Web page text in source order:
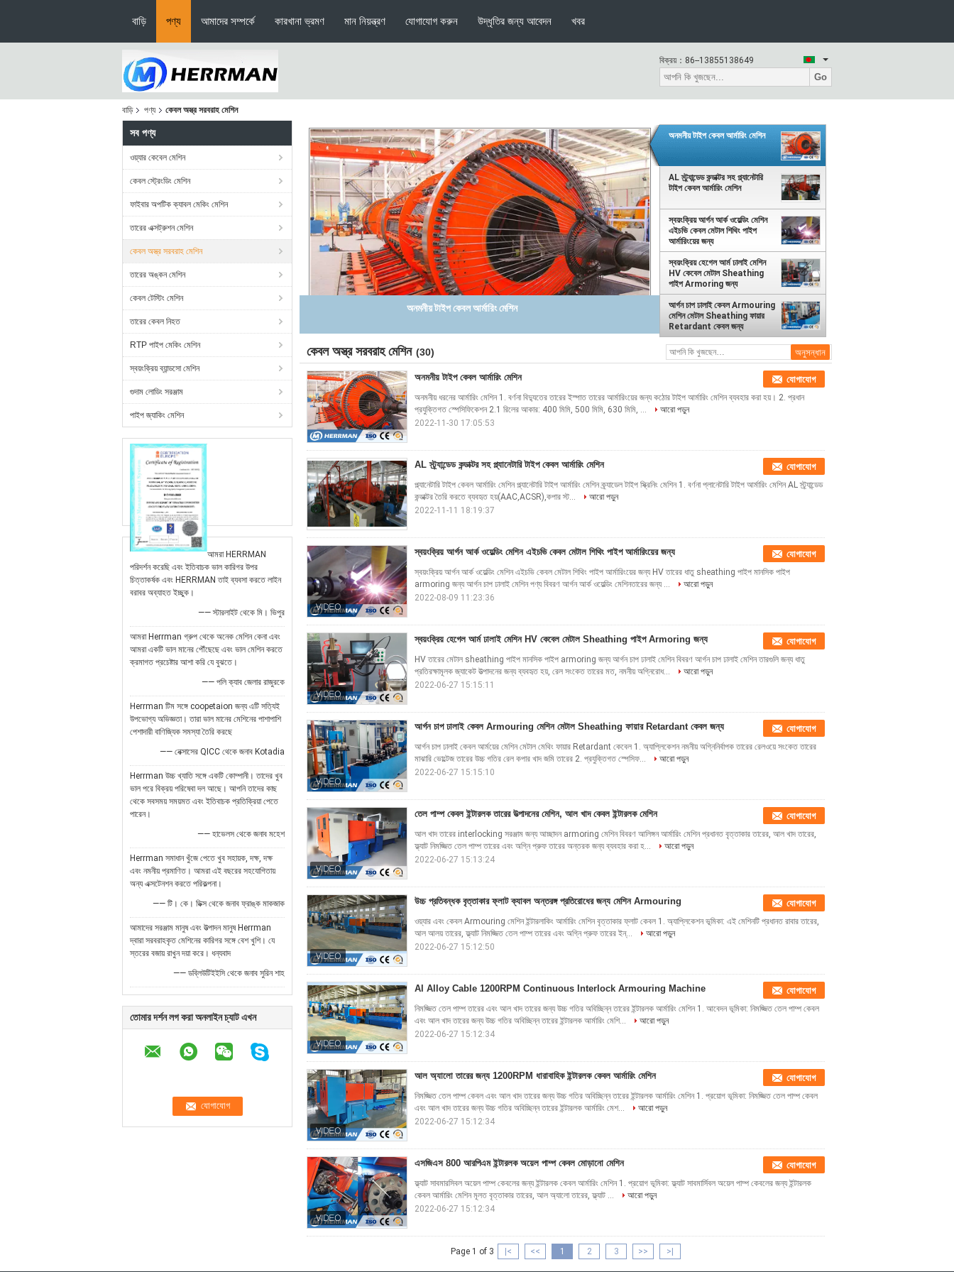
বাড়ি পণ্য আমাদের সম্পর্কে কারখানা ভ্রমণ মান নিয়ন্ত্রণ যোগাযোগ করুন উদ্ধৃতির জন্য আবেদন খবর
বিক্রয়： 86--13855138649
Go
বাড়ি পণ্য কেবল অস্ত্র সরবরাহ মেশিন
সব পণ্য
ওয়্যার কেবেল মেশিন
কেবল স্ট্রেংডিং মেশিন
ফাইবার অপটিক ক্যাবল মেকিং মেশিন
তারের এক্সট্রুশন মেশিন
কেবল অস্ত্র সরবরাহ মেশিন
তারের অঙ্কন মেশিন
কেবল টেস্টিং মেশিন
তারের কেবল নিহত
RTP পাইপ মেকিং মেশিন
স্বয়ংক্রিয় ব্যান্ডসো মেশিন
গুদাম লোডিং সরঞ্জাম
পাইপ জ্যাকিং মেশিন
আমরা HERRMAN
পরিদর্শন করেছি এবং ইতিবাচক ভাল কারিগর উপর
চিত্তাকর্ষক এবং HERRMAN তাই ব্যবসা করতে লাইন
বরাবর অব্যাহত ইচ্ছুক।
—— স্টারলাইট থেকে মি। ভিপুর
আমরা Herrman গ্রুপ থেকে অনেক মেশিন কেনা এবং
আমরা একটি ভাল মানের পৌঁছেছে এবং ভাল মেশিন করতে
ক্রমাগত প্রচেষ্টার আশা করি যে বুঝতে।
—— পলি ক্যাব জেলার রাজুরকে
Herrman টিম সঙ্গে coopetaion জন্য এটি সত্যিই
উপভোগ্য অভিজ্ঞতা। তারা ভাল মানের মেশিনের পাশাপাশি
পেশাদারী বাণিজ্যিক সমস্যা তৈরি করছে
—— নেক্সাসের QICC থেকে জনাব Kotadia
Herrman উচ্চ খ্যাতি সঙ্গে একটি কোম্পানী। তাদের খুব
ভাল পরে বিক্রয় পরিষেবা দল আছে। আপনি তাদের কাছ
থেকে সবসময় সময়মত এবং ইতিবাচক প্রতিক্রিয়া পেতে
পারেন।
—— হাভেলস থেকে জনাব মহেশ
Herrman সমাধান খুঁজে পেতে খুব সহায়ক, দক্ষ, দক্ষ
এবং নমনীয় প্রমাণিত। আমরা এই বছরের সহযোগিতায়
অন্য এক্সটেনশন করতে পরিকল্পনা।
—— টি। কে। ডিক্স থেকে জনাব ফ্রাঙ্ক মাকজাক
আমাদের সরঞ্জাম মানুষ এবং উত্পাদন মানুষ Herrman
দ্বারা সরবরাহকৃত মেশিনের কারিগর সঙ্গে বেশ খুশি। যে
স্তরের বজায় রাখুন দয়া করে। ধন্যবাদ
—— ডব্লিউটিইইসি থেকে জনাব সুরিন শাহ
তোমার দর্শন লগ করা অনলাইন চ্যাট এখন
AL স্ট্র্যান্ডেড কন্ডাক্টর সহ প্ল্যানেটারি টাইপ কেবল আর্মারিং মেশিন
অনমনীয় টাইপ কেবল আর্মারিং মেশিন
AL স্ট্র্যান্ডেড কন্ডাক্টর সহ প্ল্যানেটারি
টাইপ কেবল আর্মারিং মেশিন
স্বয়ংক্রিয় আর্গন আর্ক ওয়েল্ডিং মেশিন
এইচভি কেবল মেটাল শিথিং পাইপ
আর্মারিংয়ের জন্য
স্বয়ংক্রিয় হেগেল আর্ম ঢালাই মেশিন
HV কেবেল মেটাল Sheathing
পাইপ Armoring জন্য
আর্গন চাপ ঢালাই কেবল Armouring
মেশিন মেটাল Sheathing ফায়ার
Retardant কেবল জন্য
কেবল অস্ত্র সরবরাহ মেশিন (30)
অনমনীয় টাইপ কেবল আর্মারিং মেশিন যোগাযোগ
অনমনীয় ধরনের আর্মারিং মেশিন 1. বর্ণনা বিদ্যুতের তারের ইস্পাত তারের আর্মারিংয়ের জন্য কঠোর টাইপ আর্মারিং মেশিন ব্যবহার করা হয়। 2. প্রধান
প্রযুক্তিগত স্পেসিফিকেশন 2.1 রিলের আকার: 400 মিমি, 500 মিমি, 630 মিমি, ...
আরো পড়ুন
2022-11-30 17:05:53
AL স্ট্র্যান্ডেড কন্ডাক্টর সহ প্ল্যানেটারি টাইপ কেবল আর্মারিং মেশিন যোগাযোগ
প্ল্যানেটারি টাইপ কেবল আর্মারিং মেশিন প্ল্যানেটারি টাইপ আর্মারিং মেশিন ক্র্যাডেল টাইপ স্ক্রিনিং মেশিন 1. বর্ণনা প্লানেটারি টাইপ আর্মারিং মেশিন AL স্ট্র্যান্ডেড
কন্ডাক্টর তৈরি করতে ব্যবহৃত হয়(AAC,ACSR),কপার স্ট...
আরো পড়ুন
2022-11-11 18:19:37
স্বয়ংক্রিয় আর্গন আর্ক ওয়েল্ডিং মেশিন এইচভি কেবল মেটাল শিথিং পাইপ আর্মারিংয়ের জন্য যোগাযোগ
স্বয়ংক্রিয় আর্গন আর্ক ওয়েল্ডিং মেশিন এইচভি কেবল মেটাল শিথিং পাইপ আর্মারিংয়ের জন্য HV তারের ধাতু sheathing পাইপ মানসিক পাইপ
armoring জন্য আর্গন চাপ ঢালাই মেশিন পণ্য বিবরণ আর্গন আর্ক ওয়েল্ডিং মেশিনতারের জন্য ...
আরো পড়ুন
2022-08-09 11:23:36
স্বয়ংক্রিয় হেগেল আর্ম ঢালাই মেশিন HV কেবেল মেটাল Sheathing পাইপ Armoring জন্য যোগাযোগ
HV তারের মেটাল sheathing পাইপ মানসিক পাইপ armoring জন্য আর্গন চাপ ঢালাই মেশিন বিবরণ আর্গন চাপ ঢালাই মেশিন তারগুলি জন্য ধাতু
প্রতিরক্ষামূলক জ্যাকেট উত্পাদনের জন্য ব্যবহৃত হয়, রেল সংকেত তারের মত, নমনীয় অগ্নিরোধ...
আরো পড়ুন
2022-06-27 15:15:11
আর্গন চাপ ঢালাই কেবল Armouring মেশিন মেটাল Sheathing ফায়ার Retardant কেবল জন্য যোগাযোগ
আর্গন চাপ ঢালাই কেবল আর্ময়ের মেশিন মেটাল মেথিং ফায়ার Retardant কেবেল 1. অ্যাপ্লিকেশন নমনীয় অগ্নিনির্বাপক তারের রেলওয়ে সংকেত তারের
মাঝারি ভোল্টেজ তারের উচ্চ গতির রেল কপার খাদ জমি তারের 2. প্রযুক্তিগত স্পেসিফ...
আরো পড়ুন
2022-06-27 15:15:10
তেল পাম্প কেবল ইন্টারলক তারের উত্পাদনের মেশিন, আল খাদ কেবল ইন্টারলক মেশিন যোগাযোগ
আল খাদ তারের interlocking সরঞ্জাম জন্য আচ্ছাদন armoring মেশিন বিবরণ আলিঙ্গন আর্মারিং মেশিন প্রধানত বৃত্তাকার তারের, আল খাদ তারের,
ফ্ল্যাট নিমজ্জিত তেল পাম্প তারের এবং অগ্নি প্রুফ তারের অন্তরক জন্য ব্যবহার করা হ...
আরো পড়ুন
2022-06-27 15:13:24
উচ্চ প্রতিবন্ধক বৃত্তাকার ফ্লাট ক্যাবল অন্তরঙ্গ প্রতিরোধের জন্য মেশিন Armouring যোগাযোগ
ওয়্যার এবং কেবল Armouring মেশিন ইন্টারলাকিং আর্মারিং মেশিন বৃত্তাকার ফ্লাট কেবল 1. অ্যাপ্লিকেশন ভূমিকা: এই মেশিনটি প্রধানত রাবার তারের,
আল আলয় তারের, ফ্ল্যাট নিমজ্জিত তেল পাম্প তারের এবং অগ্নি প্রুফ তারের ইন্...
আরো পড়ুন
2022-06-27 15:12:50
Al Alloy Cable 1200RPM Continuous Interlock Armouring Machine যোগাযোগ
নিমজ্জিত তেল পাম্প তারের এবং আল খাদ তারের জন্য উচ্চ গতির অবিচ্ছিন্ন তারের ইন্টারলক আর্মারিং মেশিন 1. আবেদন ভূমিকা: নিমজ্জিত তেল পাম্প কেবল
এবং আল খাদ তারের জন্য উচ্চ গতির অবিচ্ছিন্ন তারের ইন্টারলক আর্মারিং মেশি...
আরো পড়ুন
2022-06-27 15:12:34
আল অ্যালো তারের জন্য 1200RPM ধারাবাহিক ইন্টারলক কেবল আর্মারিং মেশিন যোগাযোগ
নিমজ্জিত তেল পাম্প কেবল এবং আল খাদ তারের জন্য উচ্চ গতির অবিচ্ছিন্ন তারের ইন্টারলক আর্মারিং মেশিন 1. প্রয়োগ ভূমিকা: নিমজ্জিত তেল পাম্প কেবল
এবং আল খাদ তারের জন্য উচ্চ গতির অবিচ্ছিন্ন তারের ইন্টারলক আর্মারিং মেশ...
আরো পড়ুন
2022-06-27 15:12:34
এসজিএস 800 আরপিএম ইন্টারলক অয়েল পাম্প কেবল মোড়ানো মেশিন যোগাযোগ
ফ্ল্যাট সাবমারসিবল অয়েল পাম্প কেবলের জন্য ইন্টারলক কেবল আর্মারিং মেশিন 1. প্রয়োগ ভূমিকা: ফ্ল্যাট সাবমার্সিবল অয়েল পাম্প কেবলের জন্য ইন্টারলক
কেবল আর্মারিং মেশিন মূলত বৃত্তাকার তারের, আল অ্যালো তারের, ফ্ল্যাট ...
আরো পড়ুন
2022-06-27 15:12:34
Page 1 of 3 |< << 1 2 3 >> >|